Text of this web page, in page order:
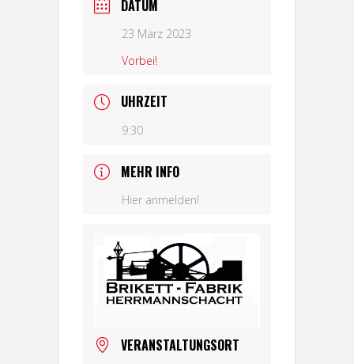
DATUM
23 März 2023
Vorbei!
UHRZEIT
9:30
MEHR INFO
Hier anmelden!
VERANSTALTUNGSORT